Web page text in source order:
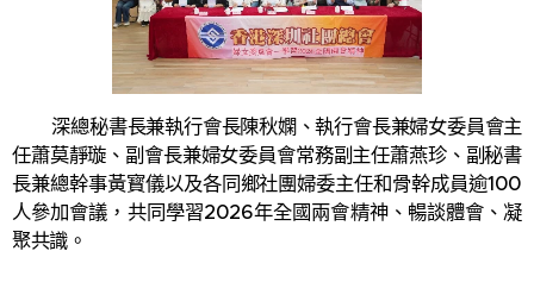
深總秘書長兼執行會長陳秋嫻、執行會長兼婦女委員會主
任蕭莫靜璇、副會長兼婦女委員會常務副主任蕭燕珍、副秘書
長兼總幹事黃寳儀以及各同鄉社團婦委主任和骨幹成員逾100
人參加會議，共同學習2026年全國兩會精神、暢談體會、凝
聚共識。